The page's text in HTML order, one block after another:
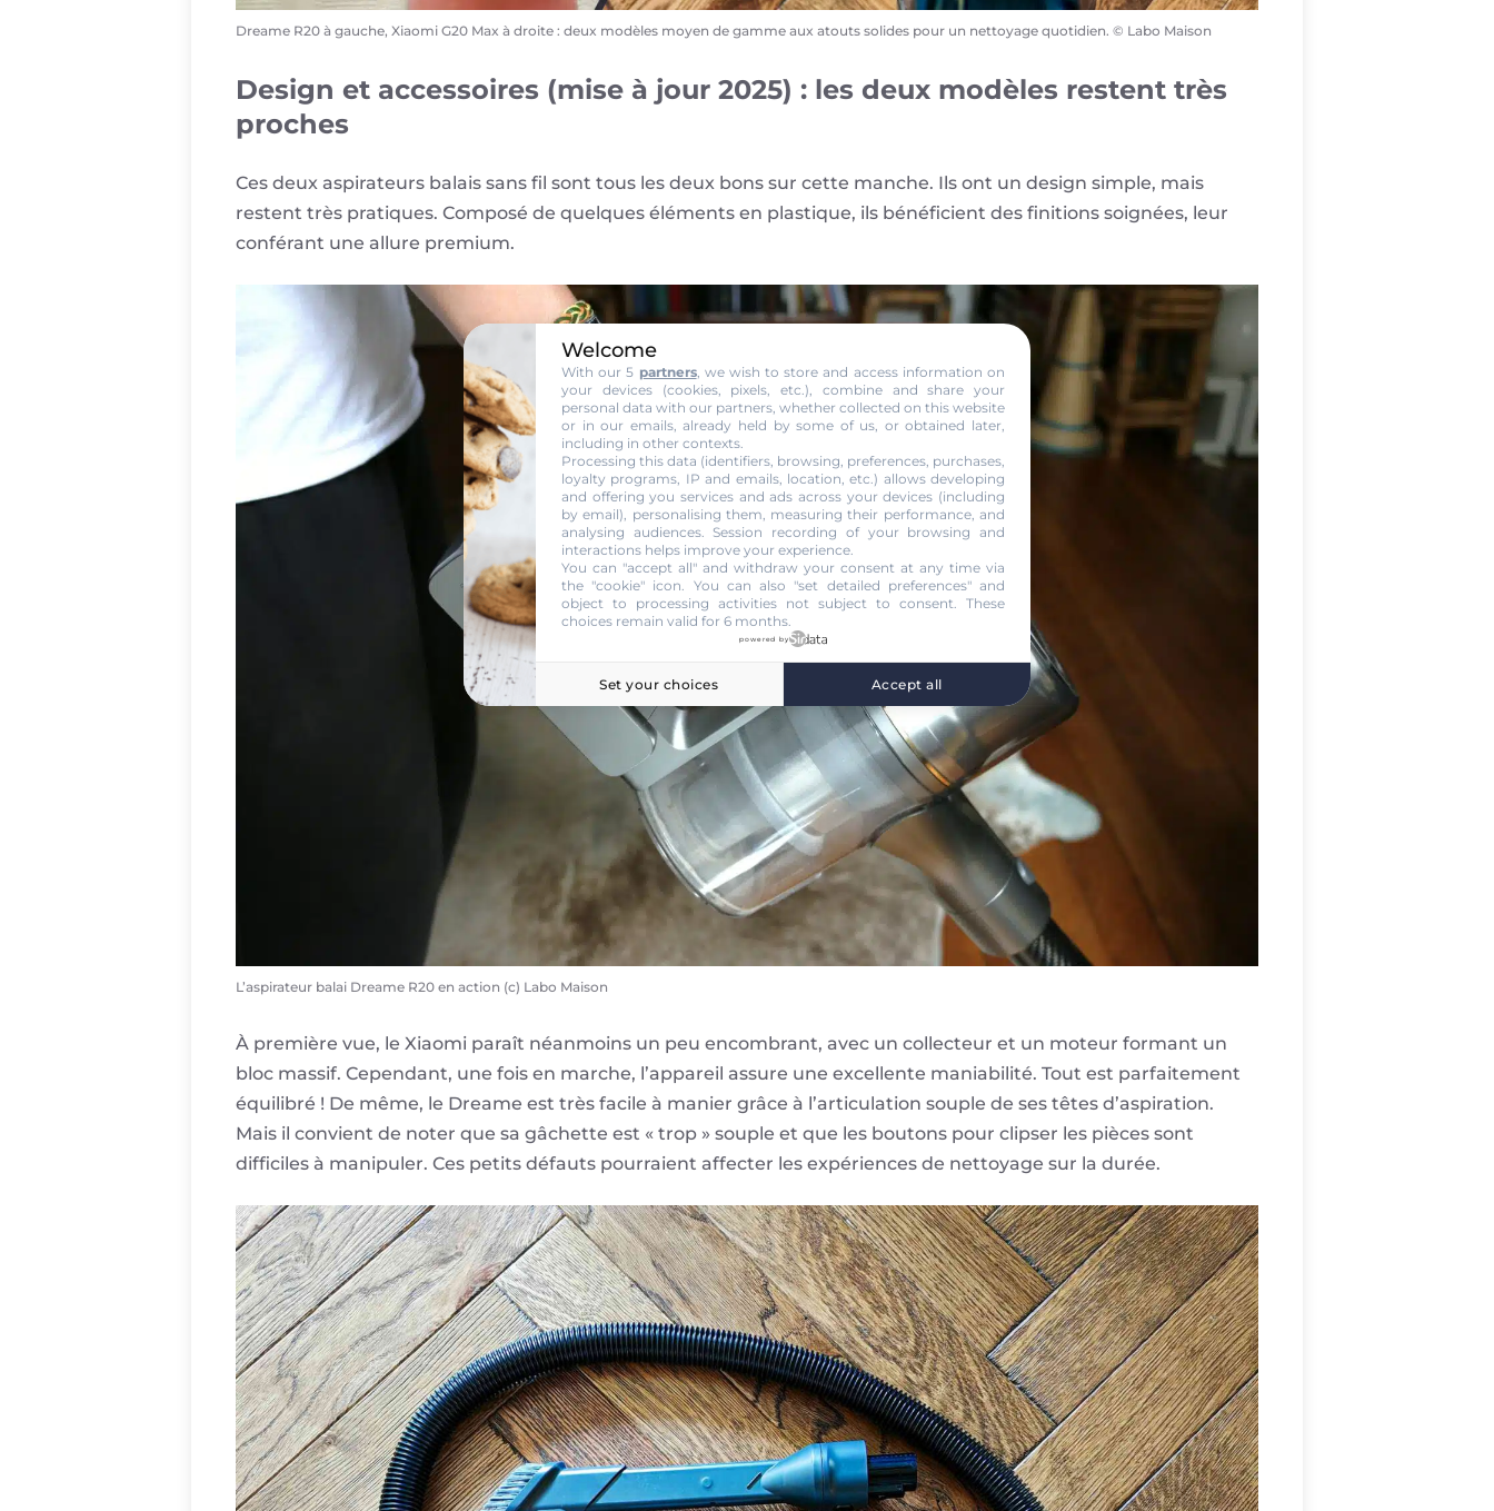
Dreame R20 à gauche, Xiaomi G20 Max à droite : deux modèles moyen de gamme aux atouts solides pour un nettoyage quotidien. © Labo Maison
Design et accessoires (mise à jour 2025) : les deux modèles restent très
proches
Ces deux aspirateurs balais sans fil sont tous les deux bons sur cette manche. Ils ont un design simple, mais
restent très pratiques. Composé de quelques éléments en plastique, ils bénéficient des finitions soignées, leur
conférant une allure premium.
L’aspirateur balai Dreame R20 en action (c) Labo Maison
À première vue, le Xiaomi paraît néanmoins un peu encombrant, avec un collecteur et un moteur formant un
bloc massif. Cependant, une fois en marche, l’appareil assure une excellente maniabilité. Tout est parfaitement
équilibré ! De même, le Dreame est très facile à manier grâce à l’articulation souple de ses têtes d’aspiration.
Mais il convient de noter que sa gâchette est « trop » souple et que les boutons pour clipser les pièces sont
difficiles à manipuler. Ces petits défauts pourraient affecter les expériences de nettoyage sur la durée.
Welcome
With our 5 partners, we wish to store and access information on
your devices (cookies, pixels, etc.), combine and share your
personal data with our partners, whether collected on this website
or in our emails, already held by some of us, or obtained later,
including in other contexts.
Processing this data (identifiers, browsing, preferences, purchases,
loyalty programs, IP and emails, location, etc.) allows developing
and offering you services and ads across your devices (including
by email), personalising them, measuring their performance, and
analysing audiences. Session recording of your browsing and
interactions helps improve your experience.
You can "accept all" and withdraw your consent at any time via
the "cookie" icon. You can also "set detailed preferences" and
object to processing activities not subject to consent. These
choices remain valid for 6 months.
powered by
Set your choices Accept all